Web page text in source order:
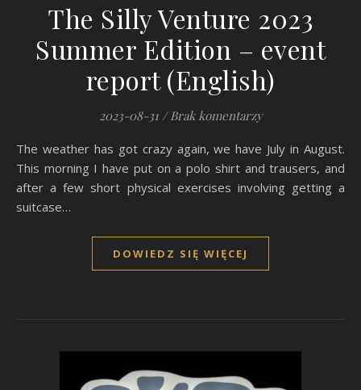
The Silly Venture 2023
Summer Edition – event
report (English)
2023-08-31 / Brak komentarzy
The weather has got crazy again, we have July in August.
This morning I have put on a polo shirt and trausers, and
after a few short physical exercises involving getting a
suitcase…
DOWIEDZ SIĘ WIĘCEJ